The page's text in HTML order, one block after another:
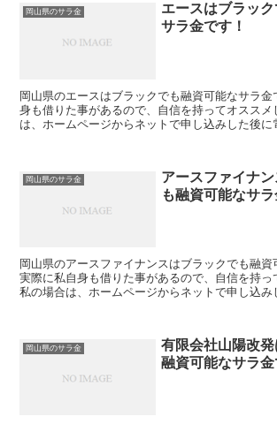
岡山県のサラ金
エースはブラッ
サラ金です！
岡山県のエースはブラックでも融資可能なサラ金
身も借りた事があるので、自信を持ってオスス
は、ホームページからネットで申し込みした後に
岡山県のサラ金
アースファイナ
も融資可能なサラ
岡山県のアースファイナンスはブラックでも融資
実際に私自身も借りた事があるので、自信を持っ
私の場合は、ホームページからネットで申し込み
岡山県のサラ金
有限会社山陽改
融資可能なサラ金